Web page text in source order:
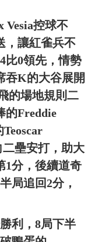
Vesia控球不
，讓紅雀兵不
比0領先，情勢
吞K的大谷展開
的場地規則二
的Freddie
壘安打，助大
1分，後續道奇
局追回2分，
利，8局下半